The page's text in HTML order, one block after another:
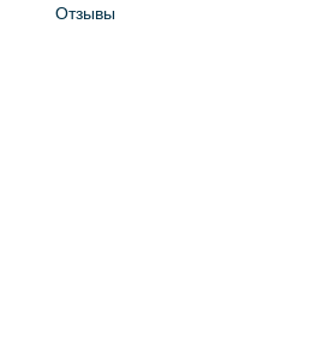
Отзывы